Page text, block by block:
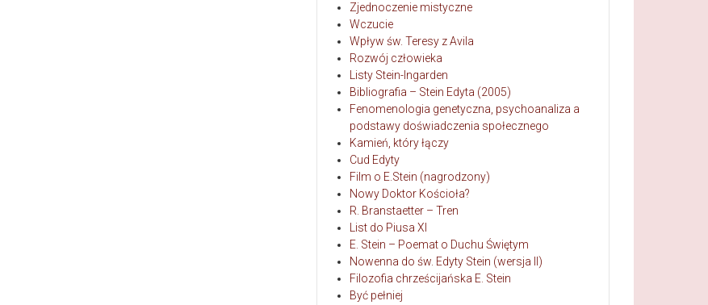
Zjednoczenie mistyczne
Wczucie
Wpływ św. Teresy z Avila
Rozwój człowieka
Listy Stein-Ingarden
Bibliografia – Stein Edyta (2005)
Fenomenologia genetyczna, psychoanaliza a
podstawy doświadczenia społecznego
Kamień, który łączy
Cud Edyty
Film o E.Stein (nagrodzony)
Nowy Doktor Kościoła?
R. Branstaetter – Tren
List do Piusa XI
E. Stein – Poemat o Duchu Świętym
Nowenna do św. Edyty Stein (wersja II)
Filozofia chrześcijańska E. Stein
Być pełniej